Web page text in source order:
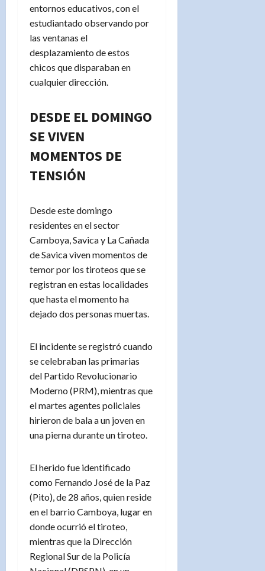
entornos educativos, con el
estudiantado observando por
las ventanas el
desplazamiento de estos
chicos que disparaban en
cualquier dirección.
DESDE EL DOMINGO
SE VIVEN
MOMENTOS DE
TENSIÓN
Desde este domingo
residentes en el sector
Camboya, Savica y La Cañada
de Savica viven momentos de
temor por los tiroteos que se
registran en estas localidades
que hasta el momento ha
dejado dos personas muertas.
El incidente se registró cuando
se celebraban las primarias
del Partido Revolucionario
Moderno (PRM), mientras que
el martes agentes policiales
hirieron de bala a un joven en
una pierna durante un tiroteo.
El herido fue identificado
como Fernando José de la Paz
(Pito), de 28 años, quien reside
en el barrio Camboya, lugar en
donde ocurrió el tiroteo,
mientras que la Dirección
Regional Sur de la Policía